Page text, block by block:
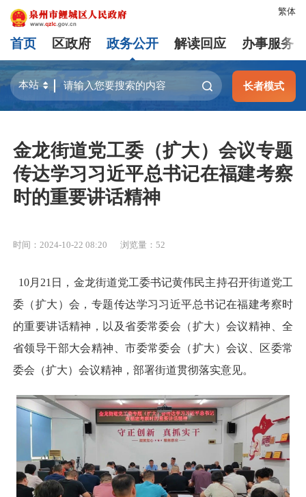
繁体
首页 区政府 政务公开 解读回应 办事服务
长者模式
金龙街道党工委（扩大）会议专题
传达学习习近平总书记在福建考察
时的重要讲话精神
时间：2024-10-22 08:20 浏览量： 52
10月21日，金龙街道党工委书记黄伟民主持召开街道党工
委（扩大）会，专题传达学习习近平总书记在福建考察时
的重要讲话精神，以及省委常委会（扩大）会议精神、全
省领导干部大会精神、市委常委会（扩大）会议、区委常
委会（扩大）会议精神，部署街道贯彻落实意见。